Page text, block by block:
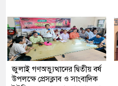
জুলাই গণঅভ্যুত্থানের দ্বিতীয় বর্ষ
উপলক্ষে প্রেসক্লাব ও সাংবাদিক